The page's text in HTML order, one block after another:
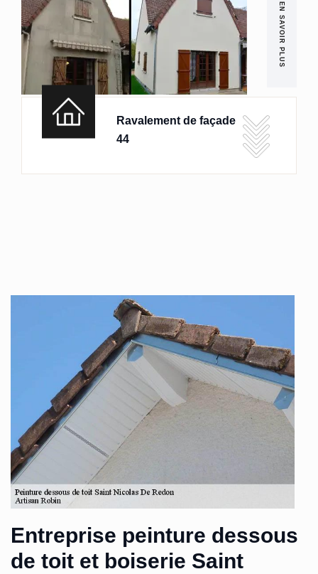
EN SAVOIR PLUS
Ravalement de façade
44
Entreprise peinture dessous
de toit et boiserie Saint